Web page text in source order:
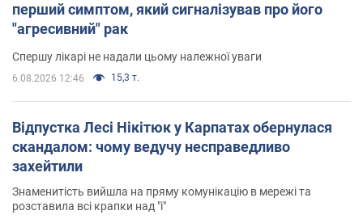
перший симптом, який сигналізував про його
"агресивний" рак
Спершу лікарі не надали цьому належної уваги
6.08.2026 12:46 15,3 т.
Відпустка Лесі Нікітюк у Карпатах обернулася
скандалом: чому ведучу несправедливо
захейтили
Знаменитість вийшла на пряму комунікацію в мережі та
розставила всі крапки над "і"